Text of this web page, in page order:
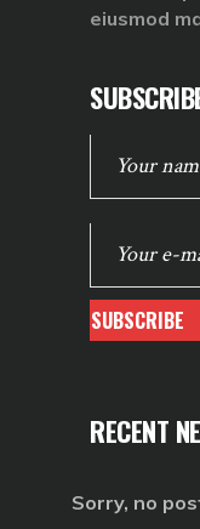
eiusmod
SUBSCRIBE
RECENT
Sorry, no